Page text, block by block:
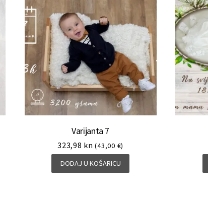
Varijanta 7
323,98 kn (43,00 €)
DODAJ U KOŠARICU